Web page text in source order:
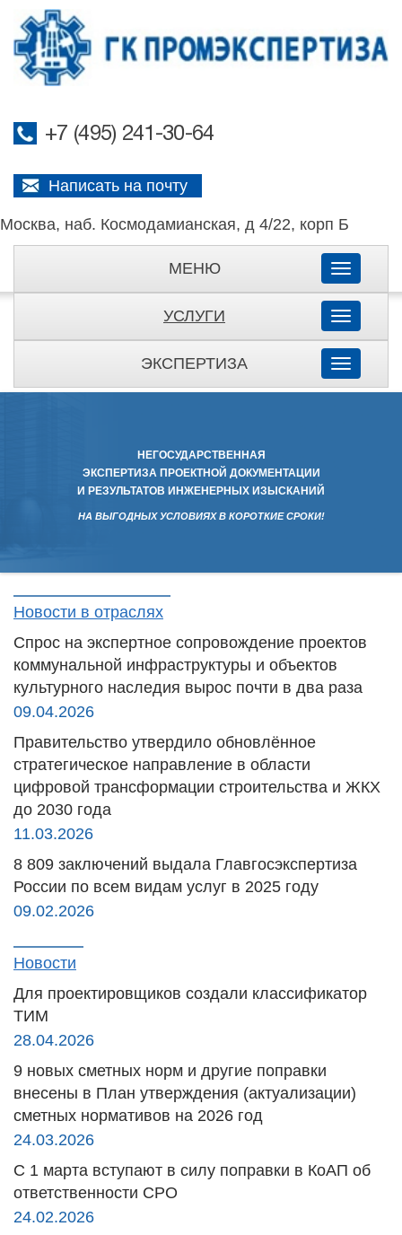
+7 (495) 241-30-64
Написать на почту
Москва, наб. Космодамианская, д 4/22, корп Б
МЕНЮ
Toggle
УСЛУГИ
Toggle
ЭКСПЕРТИЗА
Toggle
НЕГОСУДАРСТВЕННАЯ
ЭКСПЕРТИЗА ПРОЕКТНОЙ ДОКУМЕНТАЦИИ
И РЕЗУЛЬТАТОВ ИНЖЕНЕРНЫХ ИЗЫСКАНИЙ
НА ВЫГОДНЫХ УСЛОВИЯХ В КОРОТКИЕ СРОКИ!
Новости в отраслях
Спрос на экспертное сопровождение проектов
коммунальной инфраструктуры и объектов
культурного наследия вырос почти в два раза
09.04.2026
Правительство утвердило обновлённое
стратегическое направление в области
цифровой трансформации строительства и ЖКХ
до 2030 года
11.03.2026
8 809 заключений выдала Главгосэкспертиза
России по всем видам услуг в 2025 году
09.02.2026
Новости
Для проектировщиков создали классификатор
ТИМ
28.04.2026
9 новых сметных норм и другие поправки
внесены в План утверждения (актуализации)
сметных нормативов на 2026 год
24.03.2026
С 1 марта вступают в силу поправки в КоАП об
ответственности СРО
24.02.2026